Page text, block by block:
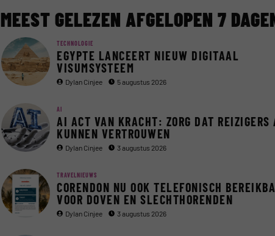
MEEST GELEZEN AFGELOPEN 7
TECHNOLOGIE
EGYPTE LANCEERT NIEUW DIGITAAL
VISUMSYSTEEM
Dylan Cinjee 5 augustus 2026
AI
AI ACT VAN KRACHT: ZORG DAT REIZIGERS
KUNNEN VERTROUWEN
Dylan Cinjee 3 augustus 2026
TRAVELNIEUWS
CORENDON NU OOK TELEFONISCH
VOOR DOVEN EN SLECHTHORENDEN
Dylan Cinjee 3 augustus 2026